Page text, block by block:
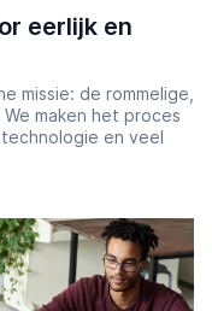
eerlijk en
missie: de rommelige,
maken het proces
en veel